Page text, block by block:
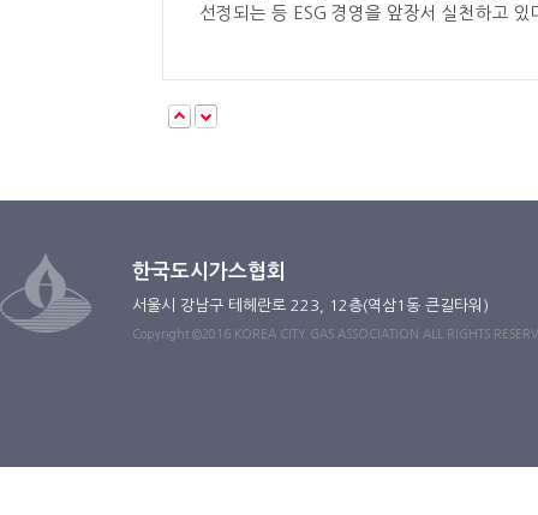
선정되는 등 ESG 경영을 앞장서 실천하고 있
한국도시가스협회
서울시 강남구 테헤란로 223, 12층(역삼1동 큰길타워)
Copyright ©2016 KOREA CITY GAS ASSOCIATION ALL RIGHTS